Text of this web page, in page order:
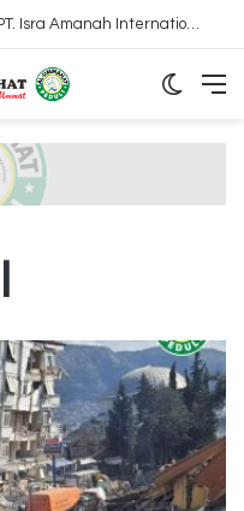
Al Ummahat bersinergi dengan PT. Isra Amanah International mengunjungi Panti Jompo Adinda Mulia Bahagai Bekasi